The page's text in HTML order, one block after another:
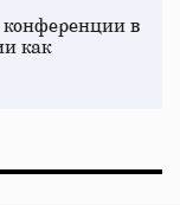
в
как